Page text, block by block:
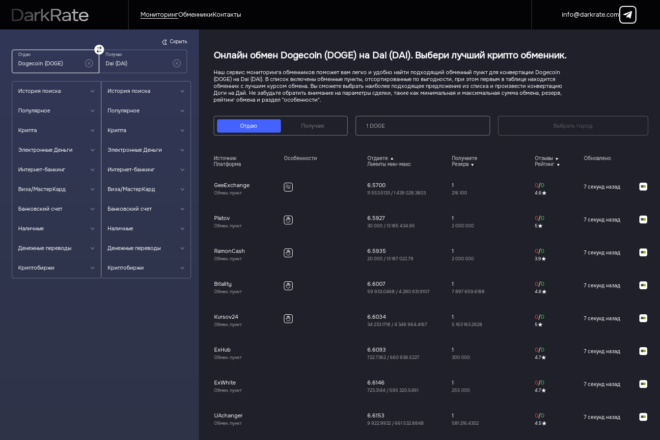
МониторингОбменникиКонтакты info@darkrate.com
Отдаю Получаю
История поиска
Популярное
Крипта
Электронные Деньги
Интернет-банкинг
Виза/МастерКард
Банковский счет
Наличные
Денежные переводы
Криптобиржи
История поиска
Популярное
Крипта
Электронные Деньги
Интернет-банкинг
Виза/МастерКард
Банковский счет
Наличные
Денежные переводы
Криптобиржи
Скрыть
Онлайн обмен Dogecoin (DOGE) на Dai (DAI). Выбери лучший крипто обменник.
Наш сервис мониторинга обменников поможет вам легко и удобно найти подходящий обменный пункт для конвертации Dogecoin
(DOGE) на Dai (DAI). В список включены обменные пункты, отсортированные по выгодности, при этом первым в таблице находится
обменник с лучшим курсом обмена. Вы сможете выбрать наиболее подходящее предложение из списка и произвести конвертацию
Доги на Дай. Не забудьте обратить внимание на параметры сделки, такие как минимальная и максимальная сумма обмена, резерв,
рейтинг обмена и раздел "особенности".
Отдаю Получаю 1 DOGE Выбрать город
Источник
Платформа
Особенности
Отдаете
Лимиты мин-макс
Получаете
Резерв
Отзывы
Рейтинг
Обновлено
GeeExchange
Обмен. пункт
6.5700
11 553.5133 /1 439 028.3803
1
216 100
0/0
4.6
7 секунд назад
Platov
Обмен. пункт
6.5927
30 000 /13 185 434.95
1
2 000 000
0/0
5
7 секунд назад
RamonCash
Обмен. пункт
6.5935
20 000 /13 187 022.79
1
2 000 000
0/0
3.9
7 секунд назад
Bitality
Обмен. пункт
6.6007
59 933.0468 /4 280 931.9107
1
7 897 659.6188
0/0
4.6
7 секунд назад
Kursov24
Обмен. пункт
6.6034
34 233.1718 /4 346 964.4167
1
5 163 163.2928
0/0
5
7 секунд назад
ExHub
Обмен. пункт
6.6093
722.7362 /660 938.5227
1
300 000
0/0
4.7
7 секунд назад
ExWhite
Обмен. пункт
6.6146
723.3144 /595 320.5461
1
255 000
0/0
4.7
7 секунд назад
UAchanger
Обмен. пункт
6.6153
9 922.9932 /661 532.8848
1
581 216.4302
0/0
4.5
7 секунд назад